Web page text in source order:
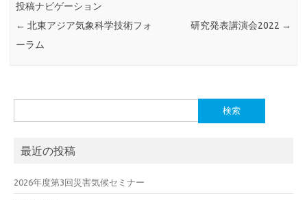
投稿ナビゲーション
← 北東アジア気象科学技術フォ
ーラム
研究発表講演会2022 →
索:
最近の投稿
2026年度第3回災害気候セミナー